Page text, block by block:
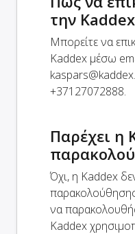
την
Μπορείτε να
Kaddex μέσω
+37127072888.
Παρέχει η
Όχι, η Kaddex
να
Kaddex